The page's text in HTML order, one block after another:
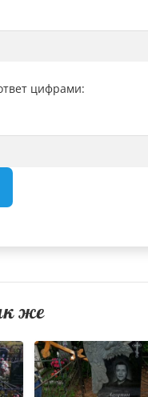
цифрами:
же